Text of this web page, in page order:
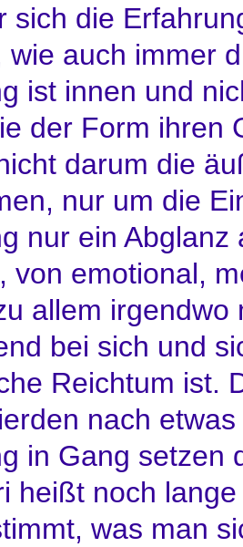
sich die
wie auch immer
ist innen und
der Form ihren
darum die
nur um die
nur ein
von emotional,
allem
bei sich und
Reichtum ist.
nach
in Gang setzen
heißt noch
was man